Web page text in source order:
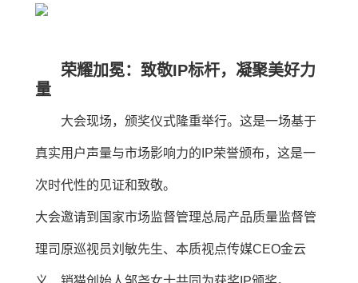
荣耀加冕：致敬IP标杆，凝聚美好力
量
大会现场，颁奖仪式隆重举行。这是一场基于
真实用户声量与市场影响力的IP荣誉颁布，这是一
次时代性的见证和致敬。
大会邀请到国家市场监督管理总局产品质量监督管
理司原巡视员刘敏先生、本质视点传媒CEO金云